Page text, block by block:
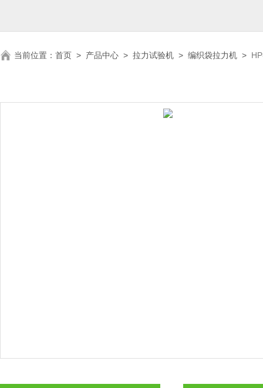
当前位置： 首页 > 产品中心 > 拉力试验机 > 编织袋拉力机 >